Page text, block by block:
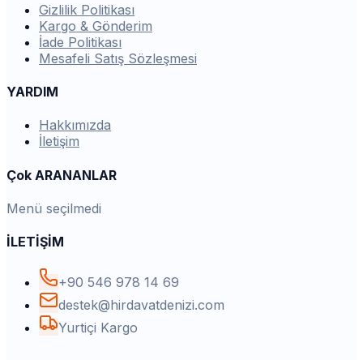
Gizlilik Politikası
Kargo & Gönderim
İade Politikası
Mesafeli Satış Sözleşmesi
YARDIM
Hakkımızda
İletişim
Çok ARANANLAR
Menü seçilmedi
İLETİŞİM
+90 546 978 14 69
destek@hirdavatdenizi.com
Yurtiçi Kargo